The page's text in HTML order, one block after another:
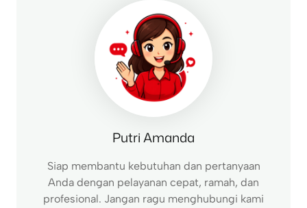
Putri Amanda
Siap membantu kebutuhan dan pertanyaan
Anda dengan pelayanan cepat, ramah, dan
profesional. Jangan ragu menghubungi kami